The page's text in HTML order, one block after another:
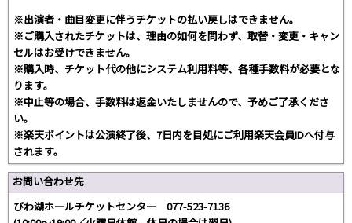
※出演者・曲目変更に伴うチケットの払い戻しはできません。
※ご購入されたチケットは、理由の如何を問わず、取替・変更・キャン
セルはお受けできません。
※購入時、チケット代の他にシステム利用料等、各種手数料が必要とな
ります。
※中止等の場合、手数料は返金いたしませんので、予めご了承くださ
い。
※楽天ポイントは公演終了後、7日内を目処にご利用楽天会員IDへ付与
されます。
お問い合わせ先
びわ湖ホールチケットセンター 077-523-7136